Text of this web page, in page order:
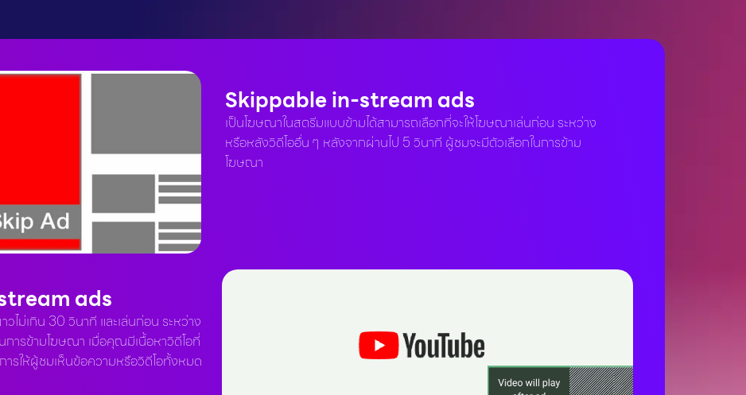
Skippable in-stream ads
เป็นโฆษณาในสตรีมแบบข้ามได้สามารถเลือกที่จะให้โฆษณาเล่นก่อน ระหว่าง
หรือหลังวิดีโออื่น ๆ หลังจากผ่านไป 5 วินาที ผู้ชมจะมีตัวเลือกในการข้าม
โฆษณา
ads
ไม่เกิน 30 วินาที และเล่นก่อน ระหว่าง
การข้ามโฆษณา เมื่อคุณมีเนื้อหาวิดีโอที่
ให้ผู้ชมเห็นข้อความหรือวิดีโอทั้งหมด